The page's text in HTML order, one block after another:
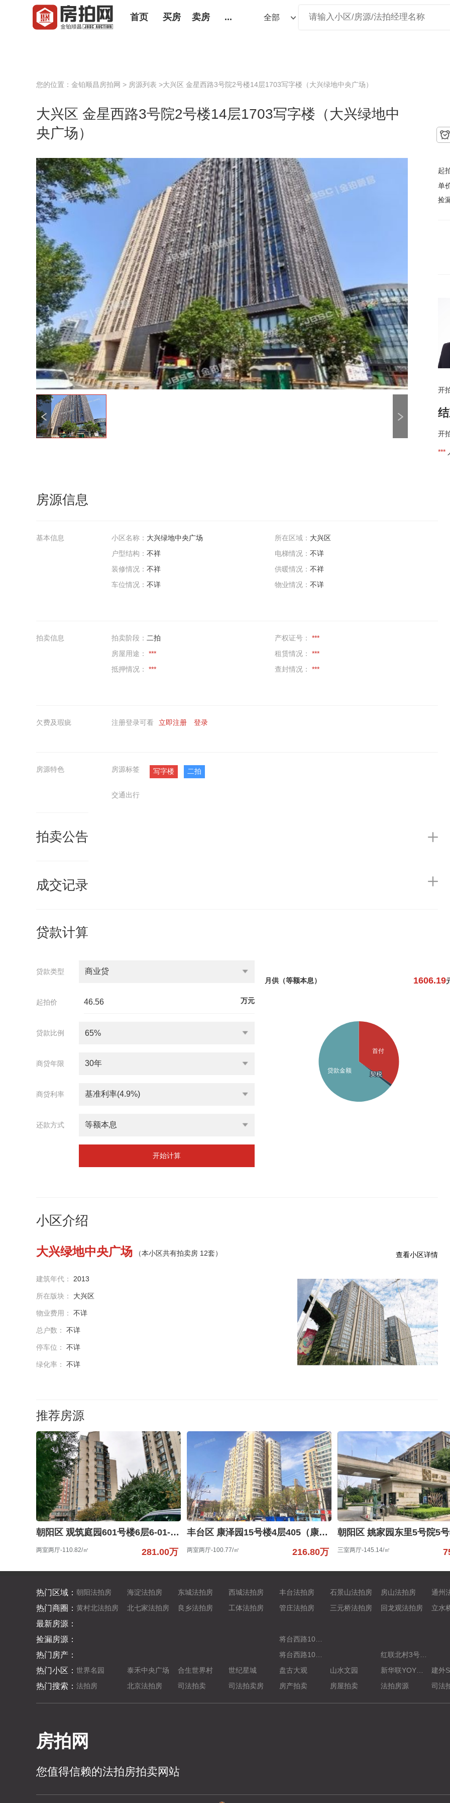
首页 买房 卖房 ...
您的位置： 金铂顺昌房拍网 > 房源列表 >大兴区 金星西路3号院2号楼14层1703写字楼（大兴绿地中央广场）
大兴区 金星西路3号院2号楼14层1703写字楼（大兴绿地中
央广场）
起
单
捡
开
开
***
房源信息
基本信息 小区名称： 大兴绿地中央广场 所在区域： 大兴区
户型结构： 不祥 电梯情况： 不详
装修情况： 不祥 供暖情况： 不祥
车位情况： 不详 物业情况： 不详
拍卖信息 拍卖阶段： 二拍 产权证号：
***
房屋用途：
*** 租赁情况：
***
抵押情况：
*** 查封情况： ***
欠费及瑕疵 注册登录可看 立即注册 登录
房源特色 房源标签 写字楼 二拍
交通出行
拍卖公告
成交记录
贷款计算
贷款类型
起拍价 万元
贷款比例
商贷年限
商贷利率
还款方式
开始计算
月供（等额本息） 1606.19
小区介绍
大兴绿地中央广场 （本小区共有拍卖房 12套） 查看小区详情
建筑年代： 2013
所在版块： 大兴区
物业费用： 不详
总户数： 不详
停车位： 不详
绿化率： 不详
推荐房源
朝阳区 观筑庭园601号楼6层6-01-6-B
两室两厅-110.82/㎡ 281.00万
丰台区 康泽园15号楼4层405（康泽园）
两室两厅-100.77/㎡ 216.80万 三室两厅-145.14/㎡
热门区域： 朝阳法拍房 海淀法拍房 东城法拍房 西城法拍房 丰台法拍房 石景山法拍房 房山法拍房 通州
热门商圈： 黄村北法拍房 北七家法拍房 良乡法拍房 工体法拍房 管庄法拍房 三元桥法拍房 回龙观法拍房 立水
最新房源：
捡漏房源：
热门房产：
热门小区： 世界名园 泰禾中央广场 合生世界村 世纪星城 盘古大观 山水文园 建外
热门搜索： 法拍房 北京法拍房 司法拍卖 司法拍卖房 房产拍卖 房屋拍卖 法拍房源 司法
房拍网
您值得信赖的法拍房拍卖网站